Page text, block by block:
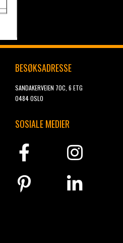
BESØKSADRESSE
SANDAKERVEIEN 70C, 6 ETG
0484 OSLO
SOSIALE MEDIER